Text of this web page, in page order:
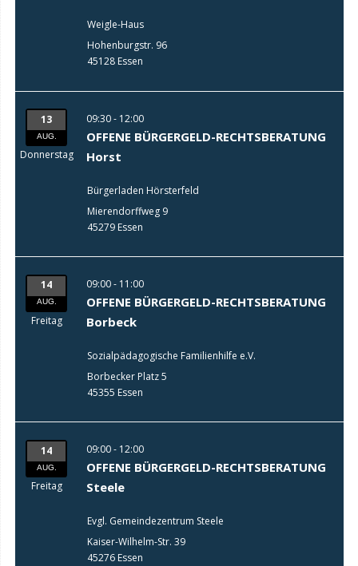
Weigle-Haus
Hohenburgstr. 96
45128 Essen
13
AUG.
Donnerstag
09:30 - 12:00
OFFENE BÜRGERGELD-RECHTSBERATUNG
Horst
Bürgerladen Hörsterfeld
Mierendorffweg 9
45279 Essen
14
AUG.
Freitag
09:00 - 11:00
OFFENE BÜRGERGELD-RECHTSBERATUNG
Borbeck
Sozialpädagogische Familienhilfe e.V.
Borbecker Platz 5
45355 Essen
14
AUG.
Freitag
09:00 - 12:00
OFFENE BÜRGERGELD-RECHTSBERATUNG
Steele
Evgl. Gemeindezentrum Steele
Kaiser-Wilhelm-Str. 39
45276 Essen